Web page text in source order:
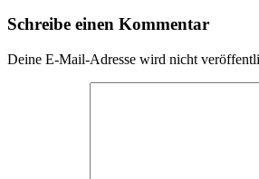
Schreibe einen Kommentar
Deine E-Mail-Adresse wird nicht